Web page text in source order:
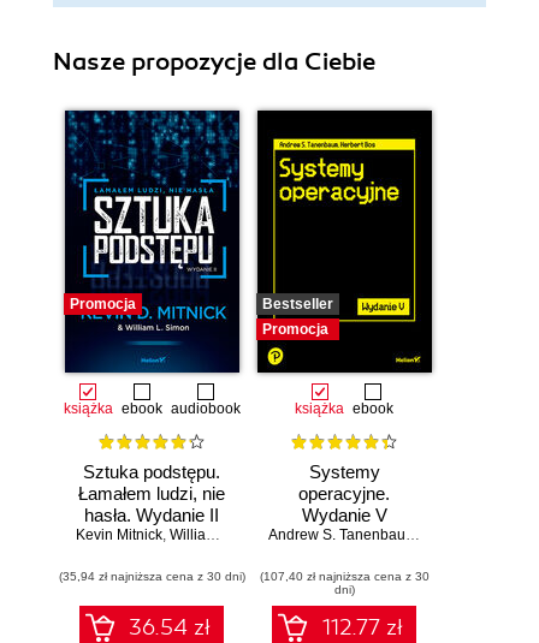
Nasze propozycje dla Ciebie
Promocja
książka ebook audiobook
Sztuka podstępu.
Łamałem ludzi, nie
hasła. Wydanie II
Kevin Mitnick, William L. Simon
(35,94 zł najniższa cena z 30 dni)
36.54 zł
Bestseller
Promocja
książka ebook
Systemy
operacyjne.
Wydanie V
Andrew S. Tanenbaum,
(107,40 zł najniższa cena z 30
dni)
112.77 zł